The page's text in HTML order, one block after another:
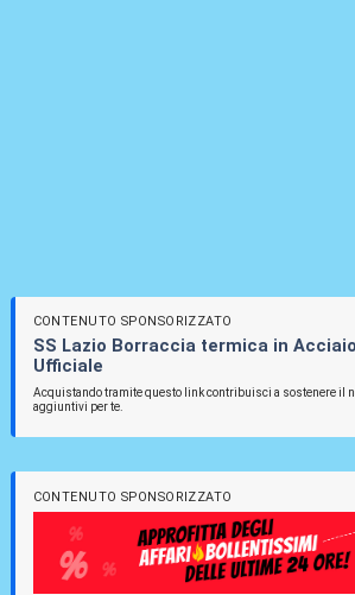
CONTENUTO SPONSORIZZATO
SS Lazio Borraccia termica in
Ufficiale
Acquistando tramite questo link contribuisci a sostenere il
aggiuntivi per te.
CONTENUTO SPONSORIZZATO